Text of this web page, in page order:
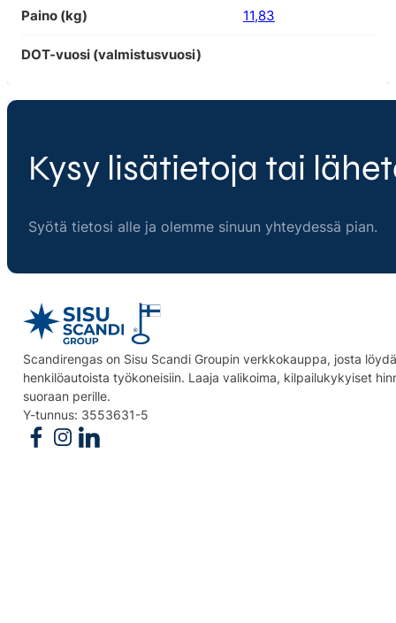
Paino (kg) 11,83
DOT-vuosi (valmistusvuosi)
Kysy lisätietoja tai
Syötä tietosi alle ja olemme sinuun yhteydessä pian.
Scandirengas on Sisu Scandi Groupin verkkokauppa, josta
henkilöautoista työkoneisiin. Laaja valikoima, kilpailukykyiset
suoraan perille.
Y-tunnus: 3553631-5
Follow us on Facebook
Follow us on Instagram
Follow us on Linkedin